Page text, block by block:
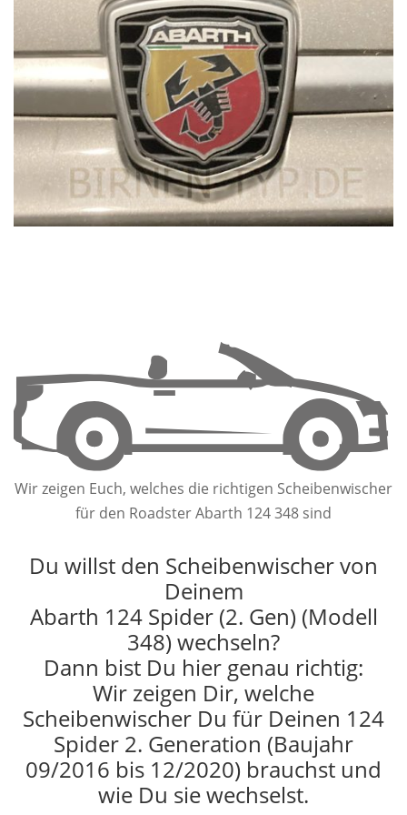
Wir zeigen Euch, welches die richtigen Scheibenwischer
für den Roadster Abarth 124 348 sind
Du willst den Scheibenwischer von
Deinem
Abarth 124 Spider (2. Gen) (Modell
348) wechseln?
Dann bist Du hier genau richtig:
Wir zeigen Dir, welche
Scheibenwischer Du für Deinen 124
Spider 2. Generation (Baujahr
09/2016 bis 12/2020) brauchst und
wie Du sie wechselst.